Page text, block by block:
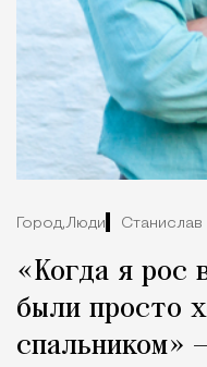
Город,Люди
«Когда я рос
были просто
спальником»